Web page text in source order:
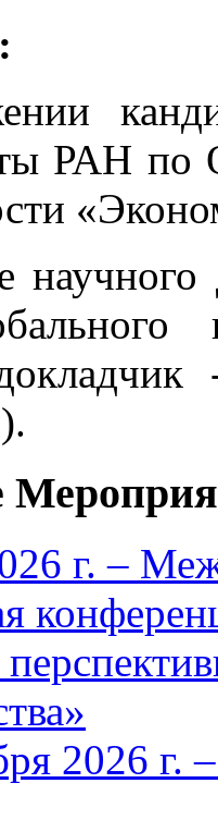
РАН по
научного
г. –
2026 г.